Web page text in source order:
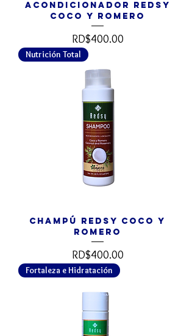
Acondicionador REDSY
Coco y Romero
Precio
RD$400.00
Nutrición Total
Champú REDSY Coco y
Romero
Precio
RD$400.00
Fortaleza e Hidratación